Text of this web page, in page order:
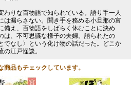
わりな百物語で知られている。語り手一人
は漏らさない。聞き手を務める小旦那の富
備え、百物語をしばらく休むことに決め
は、不可思議な様子の夫婦。語られたの
でなし〉という化け物の話だった。どこか
江戸怪談。
品もチェックしています。